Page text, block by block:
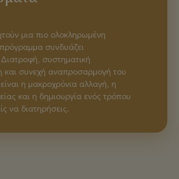
μια πιο ολοκληρωμένη
συνδυάζει
συστηματική
συνεχή αναπροσαρμογή του
η μακροχρόνια αλλαγή, η
και η δημιουργία ενός τρόπου
να διατηρήσεις.